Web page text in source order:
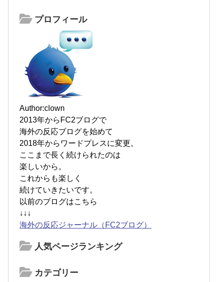
プロフィール
Author:clown
2013年からFC2ブログで
海外の反応ブログを始めて
2018年からワードプレスに変更。
ここまで長く続けられたのは
楽しいから。
これからも楽しく
続けていきたいです。
以前のブログはこちら
↓↓↓
海外の反応ジャーナル（FC2ブログ）
人気ページランキング
カテゴリー